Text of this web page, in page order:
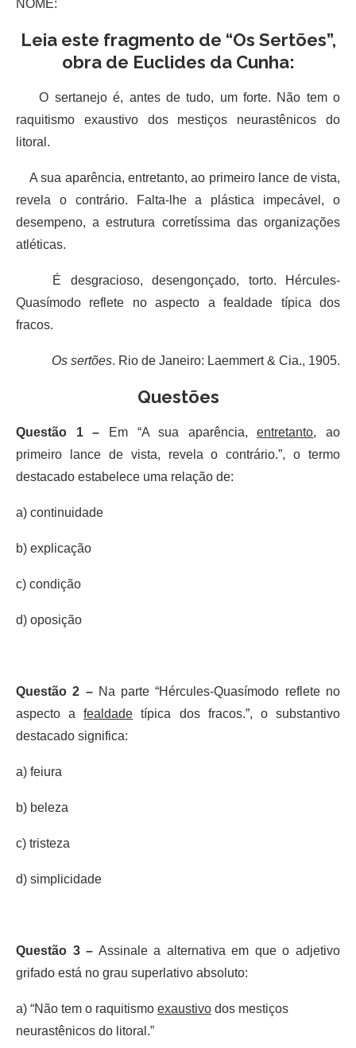
NOME:
Leia este fragmento de “Os Sertões”,
obra de Euclides da Cunha:
O sertanejo é, antes de tudo, um forte. Não tem o
raquitismo exaustivo dos mestiços neurastênicos do
litoral.
A sua aparência, entretanto, ao primeiro lance de vista,
revela o contrário. Falta-lhe a plástica impecável, o
desempeno, a estrutura corretíssima das organizações
atléticas.
É desgracioso, desengonçado, torto. Hércules-
Quasímodo reflete no aspecto a fealdade típica dos
fracos.
Os sertões. Rio de Janeiro: Laemmert & Cia., 1905.
Questões
Questão 1 – Em “A sua aparência,entretanto, ao
primeiro lance de vista, revela o contrário.”, o termo
destacado estabelece uma relação de:
a) continuidade
b) explicação
c) condição
d) oposição
Questão 2 –Na parte “Hércules-Quasímodo reflete no
aspecto afealdade típica dos fracos.”, o substantivo
destacado significa:
a) feiura
b) beleza
c) tristeza
d) simplicidade
Questão 3 – Assinale a alternativa em que o adjetivo
grifado está no grau superlativo absoluto:
a) “Não tem o raquitismo exaustivo dos mestiços
neurastênicos do litoral.”